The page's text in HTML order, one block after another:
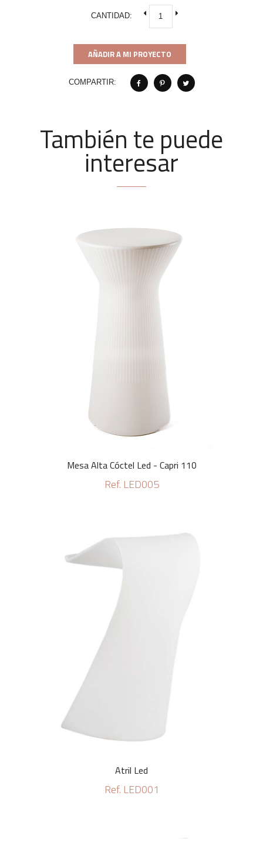
CANTIDAD:
AÑADIR A MI PROYECTO
COMPARTIR:
También te puede
interesar
Mesa Alta Cóctel Led - Capri 110
Ref. LED005
Atril Led
Ref. LED001